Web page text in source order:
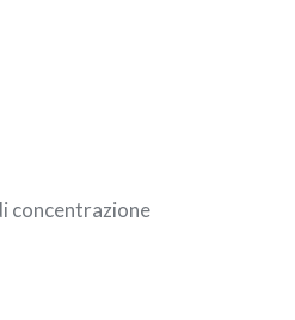
concentrazione